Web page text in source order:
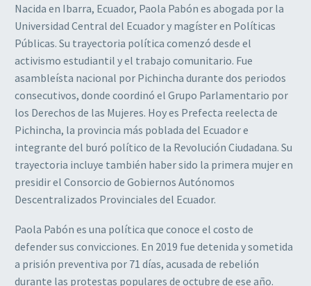
Nacida en Ibarra, Ecuador, Paola Pabón es abogada por la
Universidad Central del Ecuador y magíster en Políticas
Públicas. Su trayectoria política comenzó desde el
activismo estudiantil y el trabajo comunitario. Fue
asambleísta nacional por Pichincha durante dos periodos
consecutivos, donde coordinó el Grupo Parlamentario por
los Derechos de las Mujeres. Hoy es Prefecta reelecta de
Pichincha, la provincia más poblada del Ecuador e
integrante del buró político de la Revolución Ciudadana. Su
trayectoria incluye también haber sido la primera mujer en
presidir el Consorcio de Gobiernos Autónomos
Descentralizados Provinciales del Ecuador.
Paola Pabón es una política que conoce el costo de
defender sus convicciones. En 2019 fue detenida y sometida
a prisión preventiva por 71 días, acusada de rebelión
durante las protestas populares de octubre de ese año.